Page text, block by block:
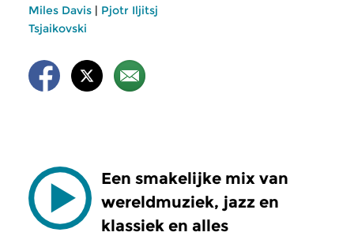
Miles Davis | Pjotr Iljitsj
Tsjaikovski
Een smakelijke mix van
wereldmuziek, jazz en
klassiek en alles